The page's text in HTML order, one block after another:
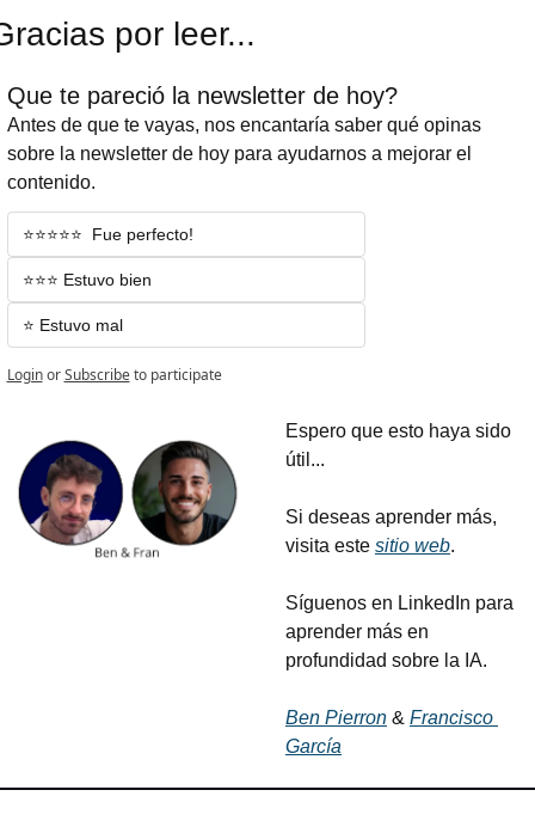
por leer...
Que te pareció la newsletter de hoy?
Antes de que te vayas, nos encantaría saber qué opinas
sobre la newsletter de hoy para ayudarnos a mejorar el
contenido.
⭐️⭐️⭐️⭐️⭐️  Fue perfecto!
⭐️⭐️⭐️ Estuvo bien
⭐️ Estuvo mal
Login or Subscribe to participate
Espero que esto haya sido
útil...
Si deseas aprender más,
visita este sitio web.
Síguenos en LinkedIn para
aprender más en
profundidad sobre la IA.
Ben Pierron & Francisco
García